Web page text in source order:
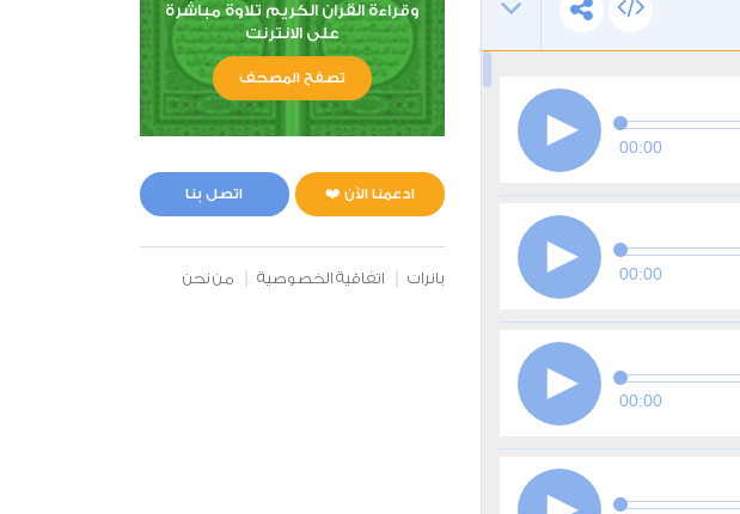
00:00
00:00
00:00
وقراءة القران الكريم تلاوة مباشرة
على الانترنت
تصفح المصحف
ادعمنا الآن ❤️ اتصل بنا
بانرات اتفاقية الخصوصية من نحن